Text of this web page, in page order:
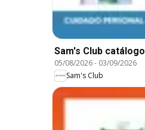
Sam's Club catálogo
05/08/2026- 03/09/2026
Sam's Club